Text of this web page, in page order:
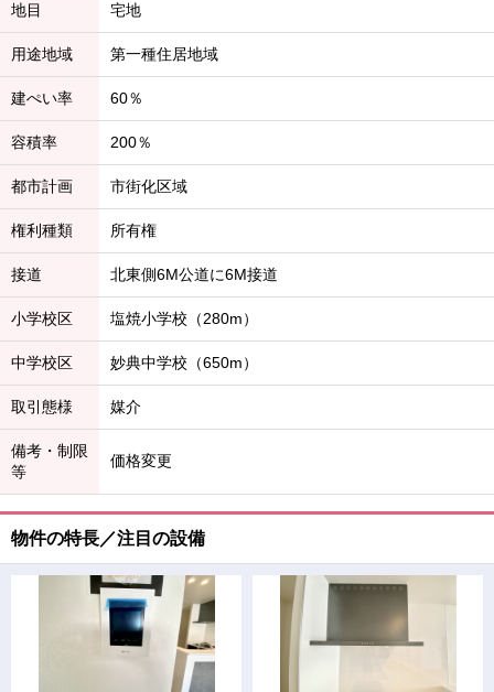
地目 宅地
用途地域 第一種住居地域
建ぺい率 60％
容積率 200％
都市計画 市街化区域
権利種類 所有権
接道 北東側6M公道に6M接道
小学校区 塩焼小学校（280m）
中学校区 妙典中学校（650m）
取引態様 媒介
備考・制限
等
価格変更
物件の特長／注目の設備